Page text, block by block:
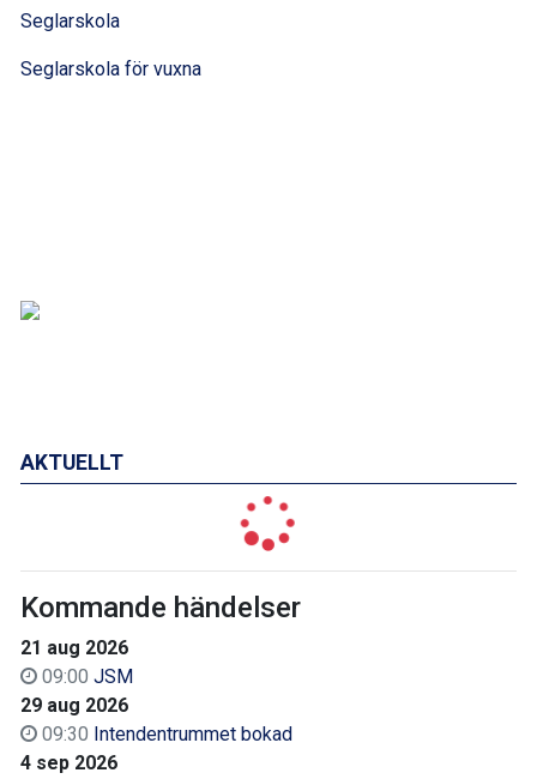
AKTUELLT
Kommande händelser
21 aug 2026
09:00 JSM
29 aug 2026
09:30 Intendentrummet bokad
4 sep 2026
Seglarskola
Seglarskola för vuxna